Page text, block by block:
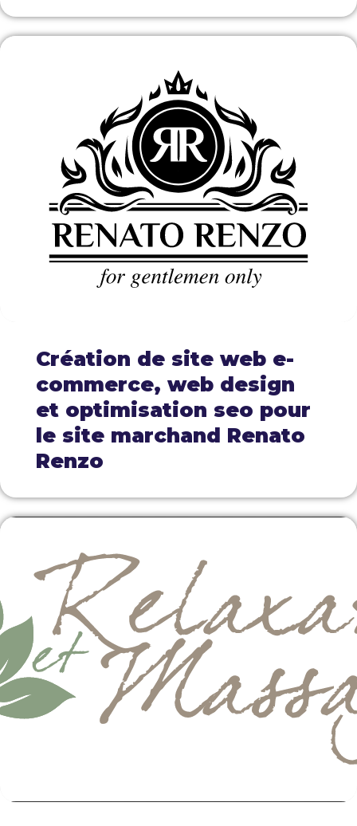
Création de site web e-
commerce, web design
et optimisation seo pour
le site marchand Renato
Renzo